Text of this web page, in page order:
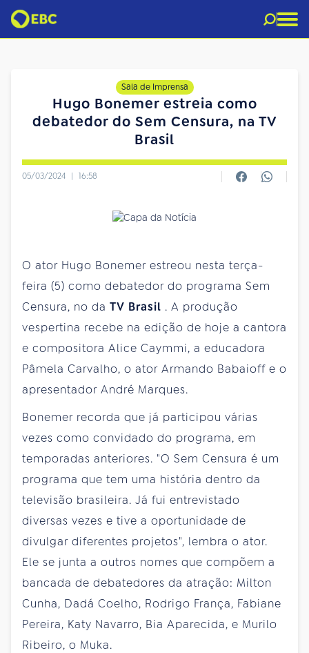
Sala de Imprensa
Hugo Bonemer estreia como
debatedor do Sem Censura, na TV
Brasil
05/03/2024 | 16:58
O ator Hugo Bonemer estreou nesta terça-
feira (5) como debatedor do programa Sem
Censura, no da TV Brasil . A produção
vespertina recebe na edição de hoje a cantora
e compositora Alice Caymmi, a educadora
Pâmela Carvalho, o ator Armando Babaioff e o
apresentador André Marques.
Bonemer recorda que já participou várias
vezes como convidado do programa, em
temporadas anteriores. "O Sem Censura é um
programa que tem uma história dentro da
televisão brasileira. Já fui entrevistado
diversas vezes e tive a oportunidade de
divulgar diferentes projetos", lembra o ator.
Ele se junta a outros nomes que compõem a
bancada de debatedores da atração: Milton
Cunha, Dadá Coelho, Rodrigo França, Fabiane
Pereira, Katy Navarro, Bia Aparecida, e Murilo
Ribeiro, o Muka.